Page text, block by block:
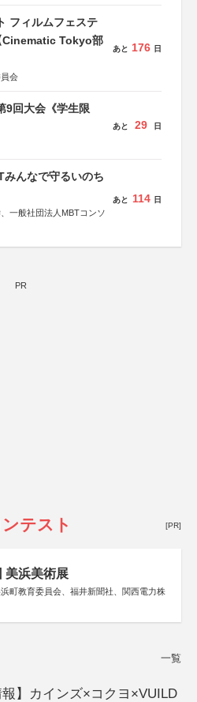
フィルムフェステ
Cinematic Tokyo部
会
あと 176 日
9回大会《学生限
あと 29 日
んなで守るいのち
一般社団法人MBTコンソ
あと 114 日
PR
テスト [PR]
美浜美術展
町教育委員会、福井新聞社、関西電力株
一覧
報】カインズ×コクヨ×VUILD